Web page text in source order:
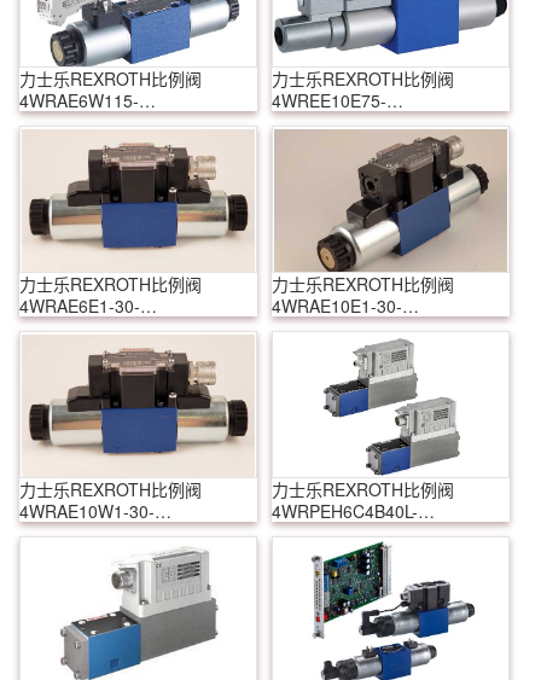
力士乐REXROTH比例阀
4WRAE6W115-
2X/G24K31/F1M
力士乐REXROTH比例阀
4WREE10E75-
22/G24K31/A1V-655
力士乐REXROTH比例阀
4WRAE6E1-30-
2X/G24K31/F1V
力士乐REXROTH比例阀
4WRAE10E1-30-
2X/G24K31/A1V
力士乐REXROTH比例阀
4WRAE10W1-30-
2X/G24K31/F1V
力士乐REXROTH比例阀
4WRPEH6C4B40L-
3X/G24K31/F1V